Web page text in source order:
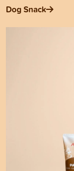
Dog Snack